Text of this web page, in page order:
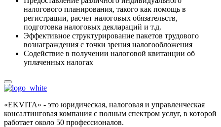
налогового планирования, такого как помощь в
регистрации, расчет налоговых обязательств,
подготовка налоговых деклараций и т.д.
Эффективное структурирование пакетов трудового
вознаграждения с точки зрения налогообложения
Содействие в получении налоговой квитанции об
уплаченных налогах
«EKVITA» - это юридическая, налоговая и управленческая
консалтинговая компания с полным спектром услуг, в которой
работает около 50 профессионалов.